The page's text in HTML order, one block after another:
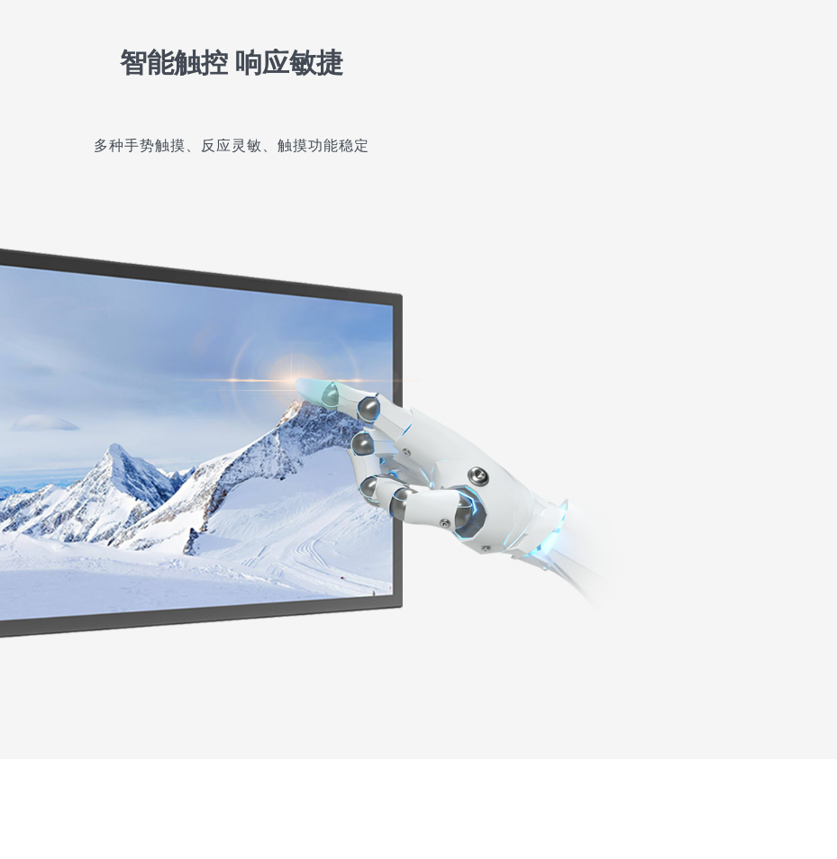
智能触控 响应敏捷
多种手势触摸、反应灵敏、触摸功能稳定